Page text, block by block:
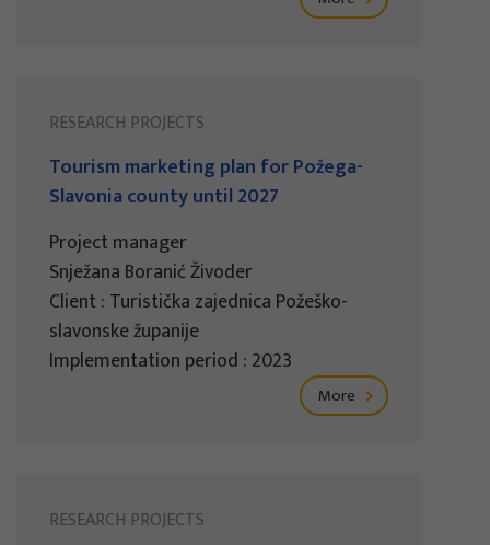
RESEARCH PROJECTS
Tourism marketing plan for Požega-
Slavonia county until 2027
Project manager
Snježana Boranić Živoder
Client : Turistička zajednica Požeško-
slavonske županije
Implementation period : 2023
More
RESEARCH PROJECTS